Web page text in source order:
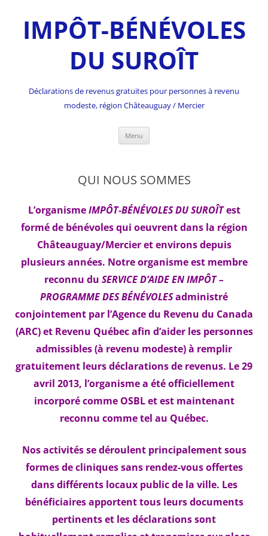
IMPÔT-BÉNÉVOLES
DU SUROÎT
Déclarations de revenus gratuites pour personnes à revenu
modeste, région Châteauguay / Mercier
Menu
QUI NOUS SOMMES
L’organismeIMPÔT-BÉNÉVOLES DU SUROÎTest
formé de bénévoles qui oeuvrent dans la région
Châteauguay/Mercier et environs depuis
plusieurs années. Notre organisme est membre
reconnu du SERVICE D’AIDE EN IMPÔT –
PROGRAMME DES BÉNÉVOLESadministré
conjointement par l’Agence du Revenu du Canada
(ARC) et Revenu Québec afin d’aider les personnes
admissibles (à revenu modeste) à remplir
gratuitement leurs déclarations de revenus. Le 29
avril 2013, l’organisme a été officiellement
incorporé comme OSBL et est maintenant
reconnu comme tel au Québec.
Nos activités se déroulent principalement sous
formes de cliniques sans rendez-vous offertes
dans différents locaux public de la ville. Les
bénéficiaires apportent tous leurs documents
pertinents et les déclarations sont